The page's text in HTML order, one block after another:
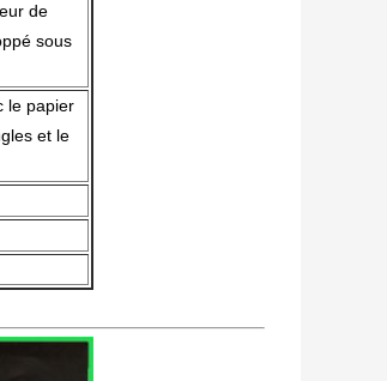
de
sous
le papier
et le